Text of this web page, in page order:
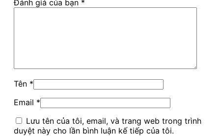
Đánh giá của bạn *
Tên *
Email *
Lưu tên của tôi, email, và trang web trong trình
duyệt này cho lần bình luận kế tiếp của tôi.